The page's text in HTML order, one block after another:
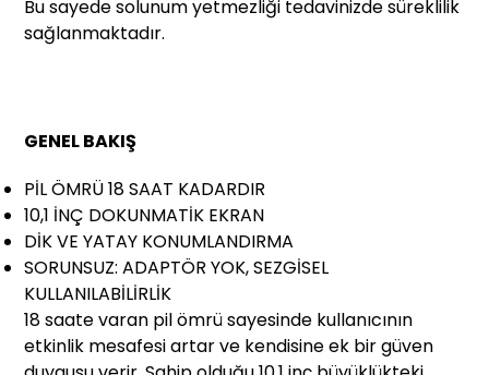
Bu sayede solunum yetmezliği tedavinizde süreklilik
sağlanmaktadır.
GENEL BAKIŞ
PİL ÖMRÜ 18 SAAT KADARDIR
10,1 İNÇ DOKUNMATİK EKRAN
DİK VE YATAY KONUMLANDIRMA
SORUNSUZ: ADAPTÖR YOK, SEZGİSEL
KULLANILABİLİRLİK
18 saate varan pil ömrü sayesinde kullanıcının
etkinlik mesafesi artar ve kendisine ek bir güven